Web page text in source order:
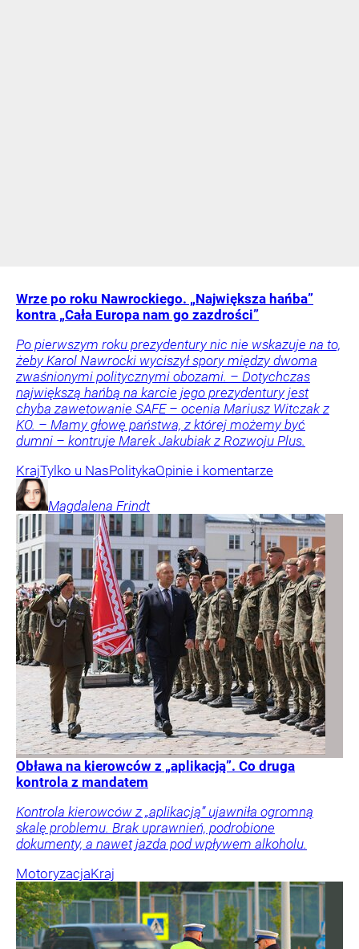
Wrze po roku Nawrockiego. „Największa hańba”
kontra „Cała Europa nam go zazdrości”
Po pierwszym roku prezydentury nic nie wskazuje na to,
żeby Karol Nawrocki wyciszył spory między dwoma
zwaśnionymi politycznymi obozami. – Dotychczas
największą hańbą na karcie jego prezydentury jest
chyba zawetowanie SAFE – ocenia Mariusz Witczak z
KO. – Mamy głowę państwa, z której możemy być
dumni – kontruje Marek Jakubiak z Rozwoju Plus.
KrajTylko u NasPolitykaOpinie i komentarze
Magdalena Frindt
Obława na kierowców z „aplikacją”. Co druga
kontrola z mandatem
Kontrola kierowców z „aplikacją” ujawniła ogromną
skalę problemu. Brak uprawnień, podrobione
dokumenty, a nawet jazda pod wpływem alkoholu.
MotoryzacjaKraj